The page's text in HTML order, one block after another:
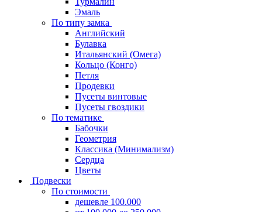
Эмаль
По типу замка
Английский
Булавка
Итальянский (Омега)
Кольцо (Конго)
Петля
Продевки
Пусеты винтовые
Пусеты гвоздики
По тематике
Бабочки
Геометрия
Классика (Минимализм)
Сердца
Цветы
Подвески
По стоимости
дешевле 100.000